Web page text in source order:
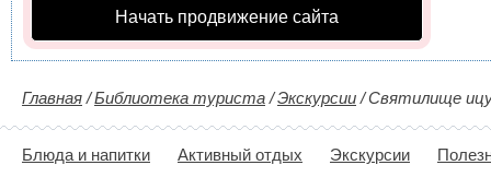
Начать продвижение сайта
Главная /Библиотека туриста /Экскурсии /Святилище
Блюда и напитки Активный отдых Экскурсии